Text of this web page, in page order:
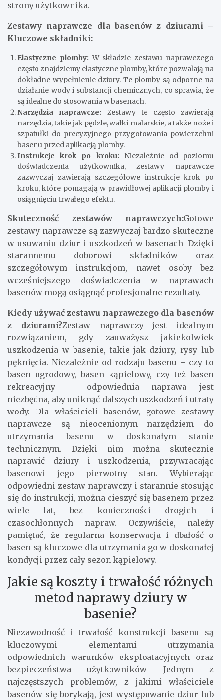
strony użytkownika.
Zestawy naprawcze dla basenów z dziurami –
Kluczowe składniki:
Elastyczne plomby: W składzie zestawu naprawczego
często znajdziemy elastyczne plomby, które pozwalają na
dokładne wypełnienie dziury. Te plomby są odporne na
działanie wody i substancji chemicznych, co sprawia, że
są idealne do stosowania w basenach.
Narzędzia naprawcze: Zestawy te często zawierają
narzędzia, takie jak pędzle, wałki malarskie, a także noże i
szpatułki do precyzyjnego przygotowania powierzchni
basenu przed aplikacją plomby.
Instrukcje krok po kroku: Niezależnie od poziomu
doświadczenia użytkownika, zestawy naprawcze
zazwyczaj zawierają szczegółowe instrukcje krok po
kroku, które pomagają w prawidłowej aplikacji plomby i
osiągnięciu trwałego efektu.
Skuteczność zestawów naprawczych:Gotowe
zestawy naprawcze są zazwyczaj bardzo skuteczne
w usuwaniu dziur i uszkodzeń w basenach. Dzięki
starannemu doborowi składników oraz
szczegółowym instrukcjom, nawet osoby bez
wcześniejszego doświadczenia w naprawach
basenów mogą osiągnąć profesjonalne rezultaty.
Kiedy używać zestawu naprawczego dla basenów
z dziurami?Zestaw naprawczy jest idealnym
rozwiązaniem, gdy zauważysz jakiekolwiek
uszkodzenia w basenie, takie jak dziury, rysy lub
pęknięcia. Niezależnie od rodzaju basenu – czy to
basen ogrodowy, basen kąpielowy, czy też basen
rekreacyjny – odpowiednia naprawa jest
niezbędna, aby uniknąć dalszych uszkodzeń i utraty
wody. Dla właścicieli basenów, gotowe zestawy
naprawcze są nieocenionym narzędziem do
utrzymania basenu w doskonałym stanie
technicznym. Dzięki nim można skutecznie
naprawić dziury i uszkodzenia, przywracając
basenowi jego pierwotny stan. Wybierając
odpowiedni zestaw naprawczy i starannie stosując
się do instrukcji, można cieszyć się basenem przez
wiele lat, bez konieczności drogich i
czasochłonnych napraw. Oczywiście, należy
pamiętać, że regularna konserwacja i dbałość o
basen są kluczowe dla utrzymania go w doskonałej
kondycji przez cały sezon kąpielowy.
Jakie są koszty i trwałość różnych
metod naprawy dziury w
basenie?
Niezawodność i trwałość konstrukcji basenu są
kluczowymi elementami utrzymania
odpowiednich warunków eksploatacyjnych oraz
bezpieczeństwa użytkowników. Jednym z
najczęstszych problemów, z jakimi właściciele
basenów się borykają, jest występowanie dziur lub